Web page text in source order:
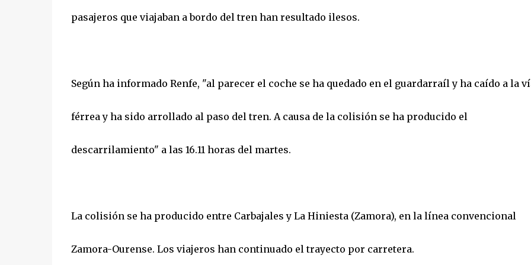
pasajeros que viajaban a bordo del tren han resultado ilesos.
Según ha informado Renfe, "al parecer el coche se ha quedado en el guardarraíl y ha caído a la
férrea y ha sido arrollado al paso del tren. A causa de la colisión se ha producido el
descarrilamiento" a las 16.11 horas del martes.
La colisión se ha producido entre Carbajales y La Hiniesta (Zamora), en la línea convencional
Zamora-Ourense. Los viajeros han continuado el trayecto por carretera.